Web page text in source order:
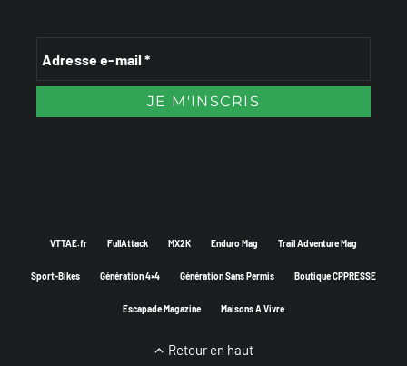
VTTAE.fr FullAttack MX2K Enduro Mag Trail Adventure Mag
Sport-Bikes Génération 4×4 Génération Sans Permis Boutique CPPRESSE
Escapade Magazine Maisons A Vivre
Retour en haut